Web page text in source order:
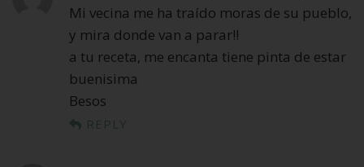
Mi vecina me ha traído moras de su pueblo,
y mira donde van a parar!!
a tu receta, me encanta tiene pinta de estar
buenisima
Besos
REPLY